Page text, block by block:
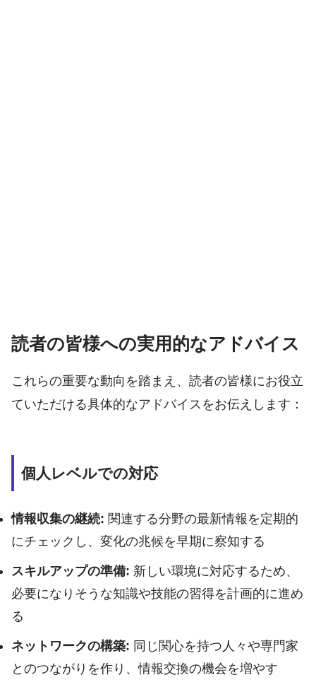
読者の皆様への実用的なアドバイス
これらの重要な動向を踏まえ、読者の皆様にお役立
ていただける具体的なアドバイスをお伝えします：
個人レベルでの対応
情報収集の継続: 関連する分野の最新情報を定期的
にチェックし、変化の兆候を早期に察知する
スキルアップの準備: 新しい環境に対応するため、
必要になりそうな知識や技能の習得を計画的に進め
る
ネットワークの構築: 同じ関心を持つ人々や専門家
とのつながりを作り、情報交換の機会を増やす